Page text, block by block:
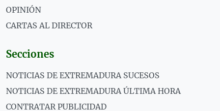
OPINIÓN
CARTAS AL DIRECTOR
Secciones
NOTICIAS DE EXTREMADURA SUCESOS
NOTICIAS DE EXTREMADURA ÚLTIMA HORA
CONTRATAR PUBLICIDAD